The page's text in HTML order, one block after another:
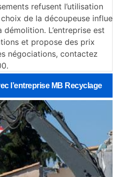
refusent l’utilisation
de la découpeuse influe
L’entreprise est
et propose des prix
négociations, contactez
l’entreprise MB Recyclage